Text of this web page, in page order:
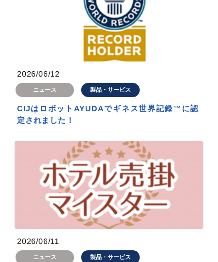
CIJはロボットAYUDAでギネス世界記録™に認
定されました！
2026/06/12
ニュース 製品・サービス
2026/06/11
ニュース 製品・サービス